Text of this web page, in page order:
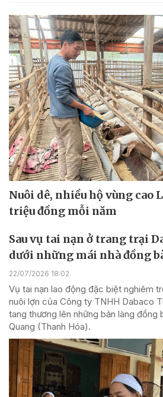
Nuôi dê, nhiều hộ vùng cao
triệu đồng mỗi năm
Sau vụ tai nạn ở trang trại
dưới những mái nhà đồng
22/07/2026 18:02
Vụ tai nạn lao động đặc biệt nghiêm
nuôi lợn của Công ty TNHH Dabaco
tang thương lên những bản làng
Quang (Thanh Hóa).